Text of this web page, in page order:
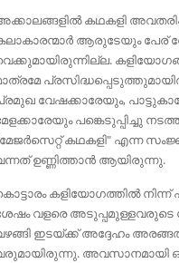
കഥകളി
ആരുടേയും പേര്
വേഷക്കാരേയും,
പങ്കെടുപ്പിച്ചു
കഥകളി" എന്ന
ഉണ്ണിത്താൻ ആയിരുന്നു.
കളിയോഗത്തിൽ നിന്ന്
വളരെ അടുപ്പമുള്ളവരുടെ
ഇടയ്ക്ക് അദ്ദേഹം
അവസാനമായി